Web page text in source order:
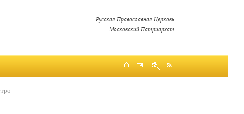
Русская Православная Церковь
Московский Патриархат